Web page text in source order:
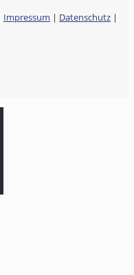
Impressum | Datenschutz |